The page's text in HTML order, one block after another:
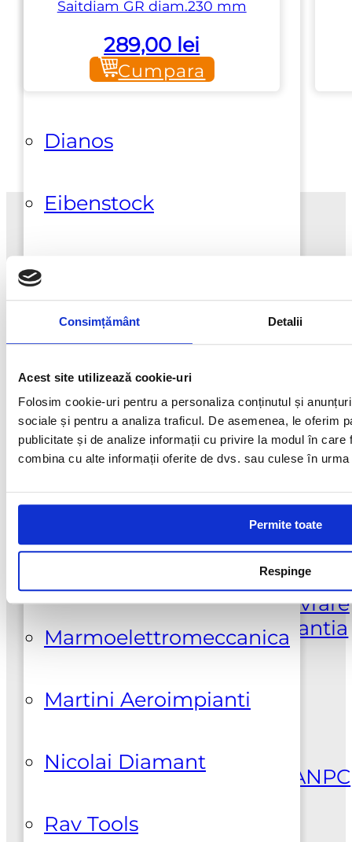
Consimțământ Detalii
Acest site utilizează cookie-uri
Folosim cookie-uri pentru a personaliza conținutul și
sociale și pentru a analiza traficul. De asemenea, le oferim
publicitate și de analize informații cu privire la modul în
combina cu alte informații oferite de dvs. sau culese în
Permite toate
Respinge
Bettoni Fratelli
Chim Italia Group
Dianos
Eibenstock
Fergosti
Galeski
Hi-Cut Diamond
Klindex
Marmoelettromeccanica
Martini Aeroimpianti
Nicolai Diamant
Rav Tools
Saitdiam GR diam.230 mm
289,00 lei
Cumpara
Suport clienti
+0737925412
Sos. Colentina nr. 381, Sector 2
Bucuresti | 0100100
Comenzi | Livrare
Cum comandDespre noiLivrare
produseRetur produseGarantia
produselor
Suport clienti
confidentialitatePolitica
cookiesTermeni si conditii ANPC